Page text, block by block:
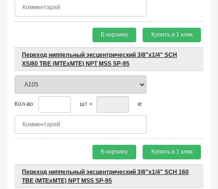
В корзину Купить в 1 клик
Переход ниппельный эксцентрический 3/8"х1/4" SCH
XS/80 TBE (MTEхMTE) NPT MSS SP-95
Кол-во: шт = кг
В корзину Купить в 1 клик
Переход ниппельный эксцентрический 3/8"х1/4" SCH 160
TBE (MTEхMTE) NPT MSS SP-95